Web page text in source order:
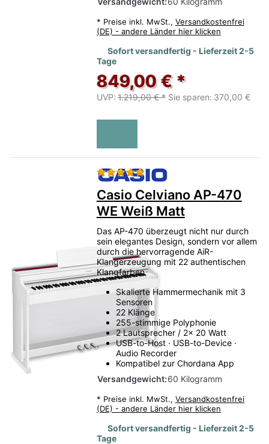
* Preise inkl. MwSt., Versandkostenfrei
(DE) - andere Länder hier klicken
Sofort versandfertig - Lieferzeit 2-5
Tage
849,00 € *
UVP: 1.219,00 € * Sie sparen: 370,00 €
Bewertung: 5 von 5
Casio Celviano AP-470
WE Weiß Matt
Das AP-470 überzeugt nicht nur durch
sein elegantes Design, sondern vor allem
durch die hervorragende AiR-
Klangerzeugung mit 22 authentischen
Klangfarben
Skalierte Hammermechanik mit 3
Sensoren
22 Klänge
255-stimmige Polyphonie
2 Lautsprecher / 2x 20 Watt
USB-to-Host · USB-to-Device ·
Audio Recorder
Kompatibel zur Chordana App
Versandgewicht:60 Kilogramm
* Preise inkl. MwSt., Versandkostenfrei
(DE) - andere Länder hier klicken
Sofort versandfertig - Lieferzeit 2-5
Tage